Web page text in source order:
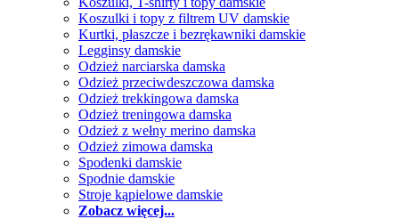
Koszulki i topy z filtrem UV damskie
Kurtki, płaszcze i bezrękawniki damskie
Legginsy damskie
Odzież narciarska damska
Odzież przeciwdeszczowa damska
Odzież trekkingowa damska
Odzież treningowa damska
Odzież z wełny merino damska
Odzież zimowa damska
Spodenki damskie
Spodnie damskie
Stroje kąpielowe damskie
Zobacz więcej...